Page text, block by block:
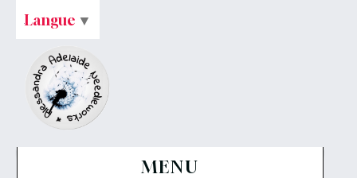
MENU
Langue ▼